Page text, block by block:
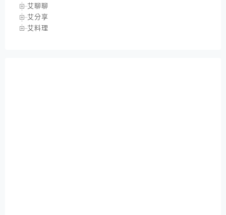
艾聊聊
艾分享
艾料理